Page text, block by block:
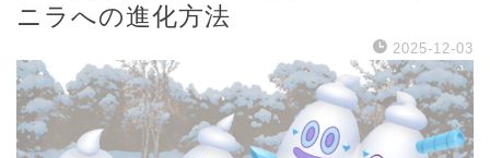
ニラへの進化方法
2025-12-03